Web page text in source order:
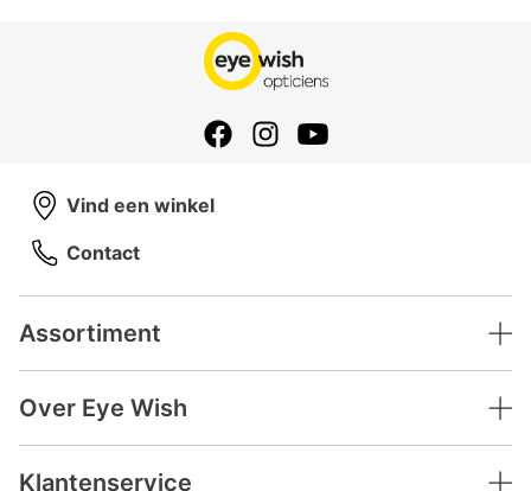
Assortiment
Over Eye Wish
Klantenservice
Vind een winkel
Contact